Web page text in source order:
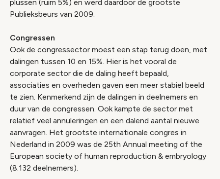
plussen (ruim 5%) en werd daardoor de grootste
Publieksbeurs van 2009.
Congressen
Ook de congressector moest een stap terug doen, met
dalingen tussen 10 en 15%. Hier is het vooral de
corporate sector die de daling heeft bepaald,
associaties en overheden gaven een meer stabiel beeld
te zien. Kenmerkend zijn de dalingen in deelnemers en
duur van de congressen. Ook kampte de sector met
relatief veel annuleringen en een dalend aantal nieuwe
aanvragen. Het grootste internationale congres in
Nederland in 2009 was de 25th Annual meeting of the
European society of human reproduction & embryology
(8.132 deelnemers).